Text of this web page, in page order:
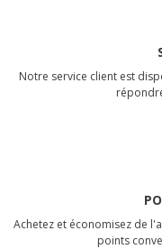
Notre service client est
Achetez et économisez de
points